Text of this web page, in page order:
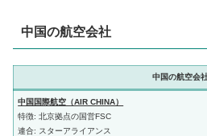
中国の航空会社
中国の航空会
中国国際航空（AIR CHINA）
特徴: 北京拠点の国営FSC
連合: スターアライアンス